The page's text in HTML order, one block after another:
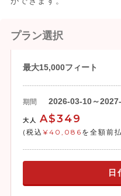
プラン選択
最大15,000フィート
期間 2026-03-10～
大人 A$349
(税込 ¥40,086 を全額前
日